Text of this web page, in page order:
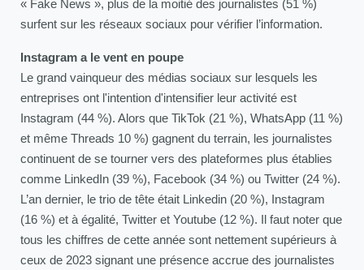
« Fake News », plus de la moitié des journalistes (51 %)
surfent sur les réseaux sociaux pour vérifier l’information.
Instagram a le vent en poupe
Le grand vainqueur des médias sociaux sur lesquels les
entreprises ont l'intention d'intensifier leur activité est
Instagram (44 %). Alors que TikTok (21 %), WhatsApp (11 %)
et même Threads 10 %) gagnent du terrain, les journalistes
continuent de se tourner vers des plateformes plus établies
comme LinkedIn (39 %), Facebook (34 %) ou Twitter (24 %).
L’an dernier, le trio de tête était Linkedin (20 %), Instagram
(16 %) et à égalité, Twitter et Youtube (12 %). Il faut noter que
tous les chiffres de cette année sont nettement supérieurs à
ceux de 2023 signant une présence accrue des journalistes